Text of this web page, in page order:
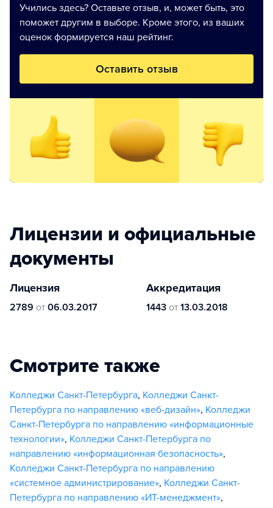
Учились здесь? Оставьте отзыв, и, может быть, это
поможет другим в выборе. Кроме этого, из ваших
оценок формируется наш рейтинг.
Оставить отзыв
Лицензии и официальные
документы
Лицензия
2789 от 06.03.2017
Аккредитация
1443 от 13.03.2018
Смотрите также
Колледжи Санкт-Петербурга, Колледжи Санкт-
Петербурга по направлению «веб-дизайн», Колледжи
Санкт-Петербурга по направлению «информационные
технологии», Колледжи Санкт-Петербурга по
направлению «информационная безопасность»,
Колледжи Санкт-Петербурга по направлению
«системное администрирование», Колледжи Санкт-
Петербурга по направлению «ИТ-менеджмент»,